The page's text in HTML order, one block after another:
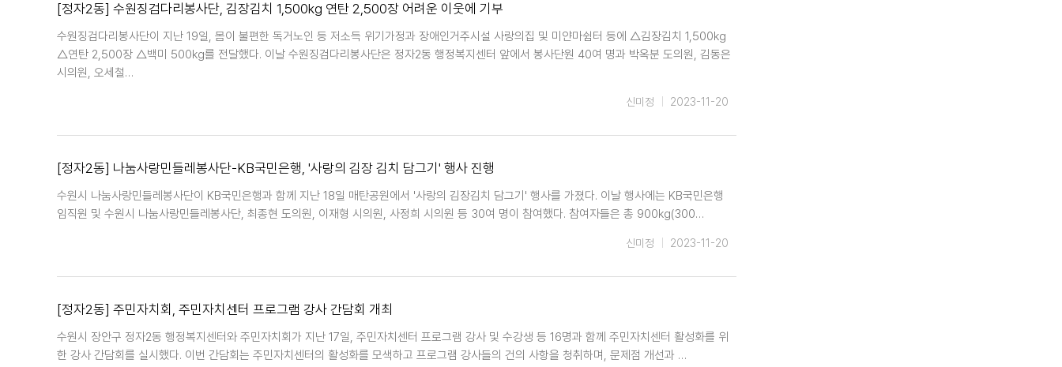
[정자2동] 수원징검다리봉사단, 김장김치 1,500kg 연탄 2,500장 어려운 이웃에 기부
수원징검다리봉사단이 지난 19일, 몸이 불편한 독거노인 등 저소득 위기가정과 장애인거주시설 사랑의집 및 미얀마쉼터 등에 △김장김치 1,500kg
△연탄 2,500장 △백미 500kg를 전달했다. 이날 수원징검다리봉사단은 정자2동 행정복지센터 앞에서 봉사단원 40여 명과 박옥분 도의원, 김동은
시의원, 오세철…
2023-11-20
신미정
[정자2동] 나눔사랑민들레봉사단-KB국민은행, '사랑의 김장 김치 담그기' 행사 진행
수원시 나눔사랑민들레봉사단이 KB국민은행과 함께 지난 18일 매탄공원에서 '사랑의 김장김치 담그기' 행사를 가졌다. 이날 행사에는 KB국민은행
임직원 및 수원시 나눔사랑민들레봉사단, 최종현 도의원, 이재형 시의원, 사정희 시의원 등 30여 명이 참여했다. 참여자들은 총 900kg(300…
2023-11-20
신미정
[정자2동] 주민자치회, 주민자치센터 프로그램 강사 간담회 개최
수원시 장안구 정자2동 행정복지센터와 주민자치회가 지난 17일, 주민자치센터 프로그램 강사 및 수강생 등 16명과 함께 주민자치센터 활성화를 위
한 강사 간담회를 실시했다. 이번 간담회는 주민자치센터의 활성화를 모색하고 프로그램 강사들의 건의 사항을 청취하며, 문제점 개선과 …